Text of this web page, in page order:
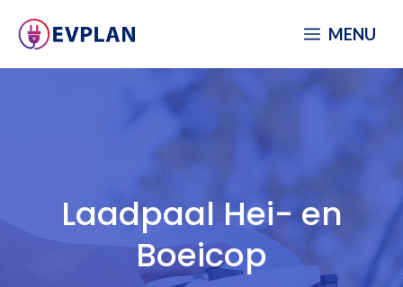
naar
MENU
Laadpaal Hei- en
Boeicop